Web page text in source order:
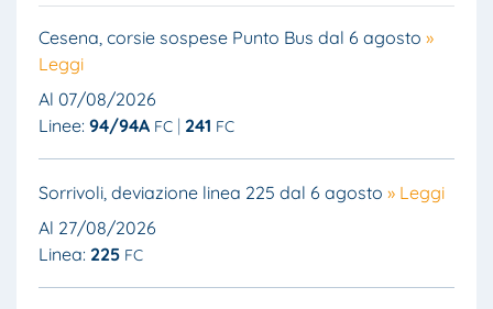
Cesena, corsie sospese Punto Bus dal 6 agosto »
Leggi
Al 07/08/2026
Linee: 94/94A FC 241 FC
Sorrivoli, deviazione linea 225 dal 6 agosto » Leggi
Al 27/08/2026
Linea: 225 FC